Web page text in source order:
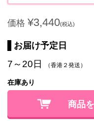
価格 ¥3,440(税込)
お届け予定日
7～20日 （香港２発送）
在庫あり
商品